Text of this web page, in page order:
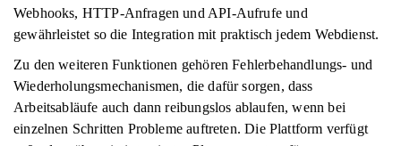
Webhooks, HTTP-Anfragen und API-Aufrufe und
gewährleistet so die Integration mit praktisch jedem Webdienst.
Zu den weiteren Funktionen gehören Fehlerbehandlungs- und
Wiederholungsmechanismen, die dafür sorgen, dass
Arbeitsabläufe auch dann reibungslos ablaufen, wenn bei
einzelnen Schritten Probleme auftreten. Die Plattform verfügt